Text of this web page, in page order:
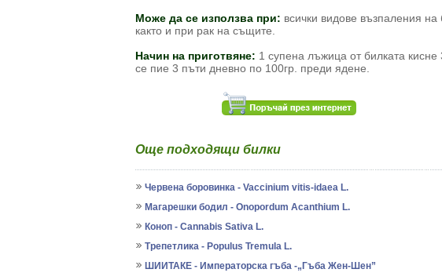
Може да се използва при: всички видове възпаления
както и при рак на същите.
Начин на приготвяне: 1 супена лъжица от билката
се пие 3 пъти дневно по 100гр. преди ядене.
Още подходящи билки
Червена боровинка - Vaccinium vitis-idaea L.
Магарешки бодил - Onopordum Acanthium L.
Коноп - Cannabis Sativa L.
Трепетлика - Populus Tremula L.
ШИИТАКЕ - Императорска гъба -„Гъба Жен-Шен”